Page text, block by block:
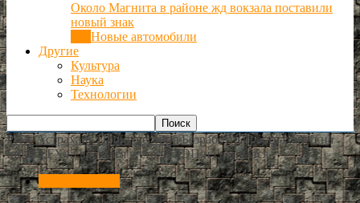
Около Магнита в районе жд вокзала поставили
новый знак
Новые автомобили
Другие
Культура
Наука
Технологии
РИА Астрахань Происшествия Безработный астраханец на
Infinity FX45 врезался в столб ЛЭП и скончался